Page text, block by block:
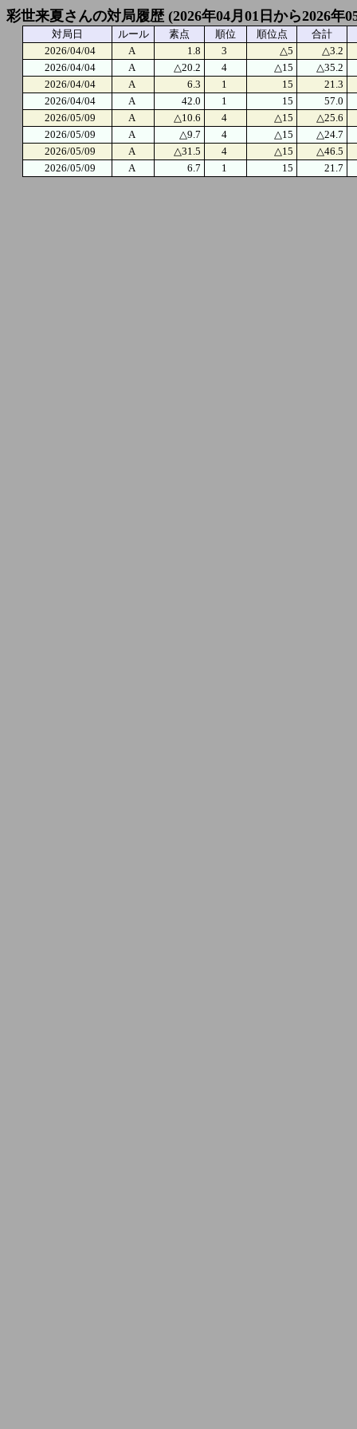
彩世来夏さんの対局履歴 (2026年04月01日から2026年
対局日 ルール 素点 順位 順位点
合計
2026/04/04
A 1.8 3 △5
△3.2
2026/04/04
A △20.2 4 △15
△35.2
2026/04/04
A 6.3 1 15
21.3
2026/04/04
A 42.0 1 15
57.0
2026/05/09
A △10.6 4 △15
△25.6
2026/05/09
A △9.7 4 △15
△24.7
2026/05/09
A △31.5 4 △15
△46.5
2026/05/09
A 6.7 1 15 21.7